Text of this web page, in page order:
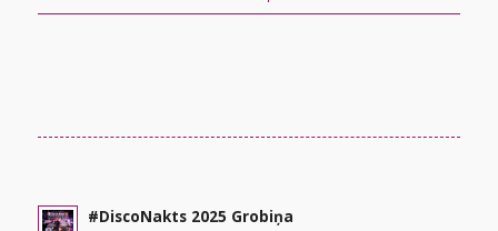
#DiscoNakts 2025 Grobiņa